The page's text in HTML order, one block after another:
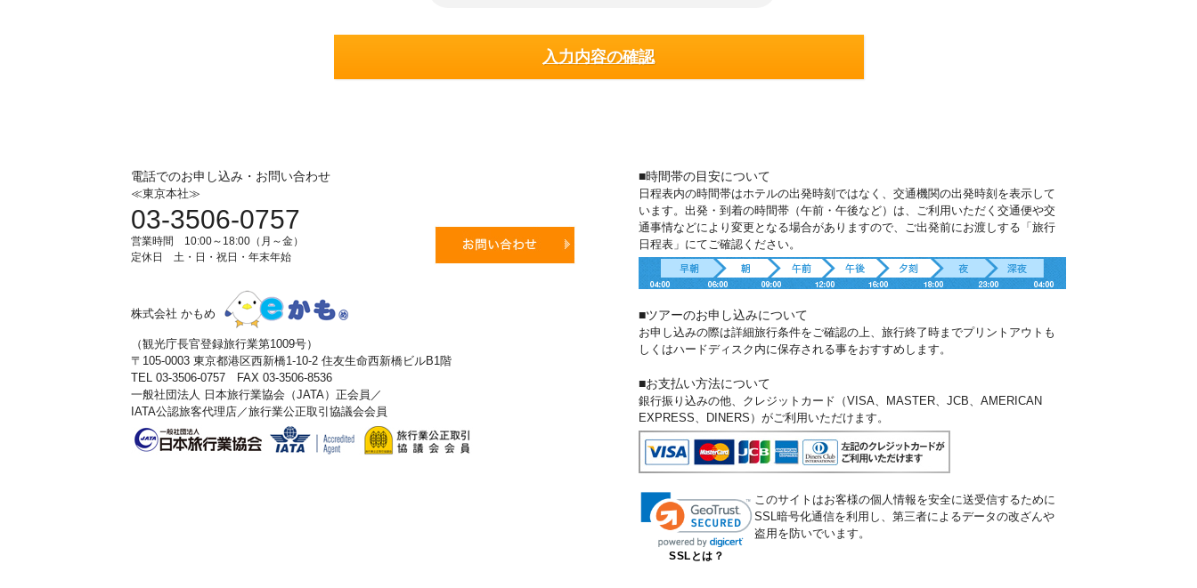
電話でのお申し込み・お問い合わせ
≪東京本社≫
03-3506-0757
営業時間 10:00～18:00（月～金）
定休日 土・日・祝日・年末年始
株式会社 かもめ
（観光庁長官登録旅行業第1009号）
〒105-0003 東京都港区西新橋1-10-2 住友生命西新橋ビルB1階
TEL 03-3506-0757 FAX 03-3506-8536
一般社団法人 日本旅行業協会（JATA）正会員／
IATA公認旅客代理店／旅行業公正取引協議会会員
■時間帯の目安について
日程表内の時間帯はホテルの出発時刻ではなく、交通機関の出発時刻を表示して
います。出発・到着の時間帯（午前・午後など）は、ご利用いただく交通便や交
通事情などにより変更となる場合がありますので、ご出発前にお渡しする「旅行
日程表」にてご確認ください。
■ツアーのお申し込みについて
お申し込みの際は詳細旅行条件をご確認の上、旅行終了時までプリントアウトも
しくはハードディスク内に保存される事をおすすめします。
■お支払い方法について
銀行振り込みの他、クレジットカード（VISA、MASTER、JCB、AMERICAN
EXPRESS、DINERS）がご利用いただけます。
SSLとは？
このサイトはお客様の個人情報を安全に送受信するために
SSL暗号化通信を利用し、第三者によるデータの改ざんや
盗用を防いでいます。